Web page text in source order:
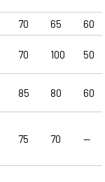
70 65
60
70 100 50
85 80 60
75 70 --